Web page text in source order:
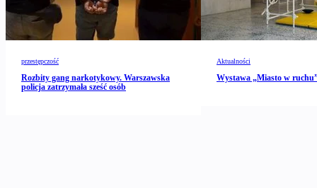
przestępczość
Rozbity gang narkotykowy. Warszawska
policja zatrzymała sześć osób
Aktualności
Wystawa „Miasto w